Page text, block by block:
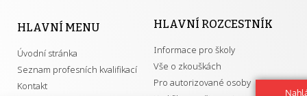
HLAVNÍ MENU
Úvodní stránka
Seznam profesních kvalifikací
Kontakt
HLAVNÍ ROZCESTNÍK
Informace pro školy
Vše o zkouškách
Pro autorizované osoby